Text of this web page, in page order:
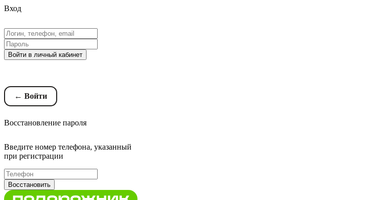
Вход
Войти в личный кабинет
← Войти
Восстановление пароля
Введите номер телефона, указанный
при регистрации
Восстановить